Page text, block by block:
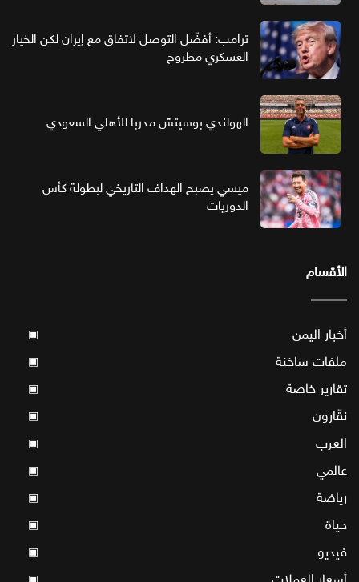
ترامب: أفضّل التوصل لاتفاق مع إيران لكن الخيار
العسكري مطروح
الهولندي بوسيتش مدربا للأهلي السعودي
ميسي يصبح الهداف التاريخي لبطولة كأس
الدوريات
الأقسام
أخبار اليمن ▣
ملفات ساخنة ▣
تقارير خاصة ▣
نقّارون ▣
العرب ▣
عالمي ▣
رياضة ▣
حياة ▣
فيديو ▣